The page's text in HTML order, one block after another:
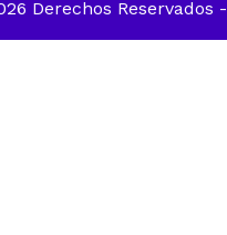
Derechos Reservados -